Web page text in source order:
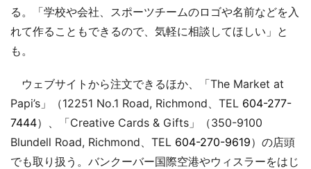
る。「学校や会社、スポーツチームのロゴや名前などを入
れて作ることもできるので、気軽に相談してほしい」と
も。
ウェブサイトから注文できるほか、「The Market at
Papi’s」（12251 No.1 Road, Richmond、TEL 604-277-
7444）、「Creative Cards & Gifts」（350-9100
Blundell Road, Richmond、TEL 604-270-9619）の店頭
でも取り扱う。バンクーバー国際空港やウィスラーをはじ